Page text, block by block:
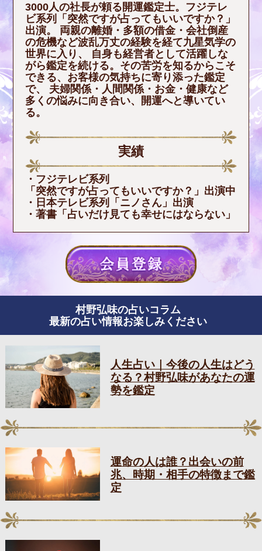
3000人の社長が頼る開運鑑定士。フジテレ
ビ系列「突然ですが占ってもいいですか？」
出演。 両親の離婚・多額の借金・会社倒産
の危機など波乱万丈の経験を経て九星気学の
世界に入り、 自身も経営者として活躍しな
がら鑑定を続ける。その苦労を知るからこそ
できる、お客様の気持ちに寄り添った鑑定
で、 夫婦関係・人間関係・お金・健康など
多くの悩みに向き合い、開運へと導いてい
る。
実績
・フジテレビ系列
「突然ですが占ってもいいですか？」出演中
・日本テレビ系列「ニノさん」出演
・著書「占いだけ見ても幸せにはならない」
村野弘味の占いコラム
最新の占い情報お楽しみください
人生占い｜今後の人生はどう
なる？村野弘味があなたの運
勢を鑑定
運命の人は誰？出会いの前
兆、時期・相手の特徴まで鑑
定